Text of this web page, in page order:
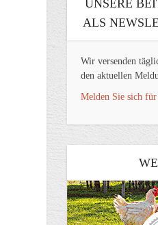
UNSERE
ALS
Wir versenden
den aktuellen
Melden Sie sich